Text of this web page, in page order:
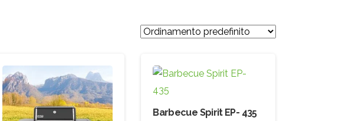
Barbecue Spirit EP- 435